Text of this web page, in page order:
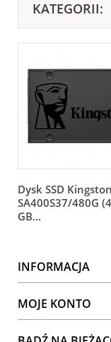
KATEGORII:
Dysk SSD
SA400S37/480G
GB...
INFORMACJA
MOJE KONTO